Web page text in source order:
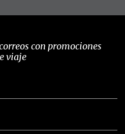
con promociones
viaje